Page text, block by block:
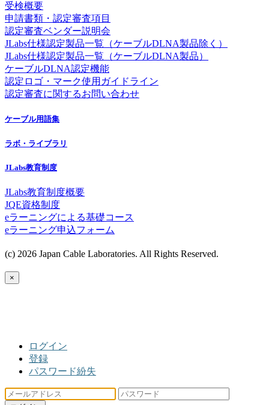
受検概要
申請書類・認定審査項目
認定審査ベンダー説明会
JLabs仕様認定製品一覧（ケーブルDLNA製品除く）
JLabs仕様認定製品一覧（ケーブルDLNA製品）
ケーブルDLNA認定機能
認定ロゴ・マーク使用ガイドライン
認定審査に関するお問い合わせ
ケーブル用語集
ラボ・ライブラリ
JLabs教育制度
JLabs教育制度概要
JQE資格制度
eラーニングによる基礎コース
eラーニング申込フォーム
(c) 2026 Japan Cable Laboratories. All Rights Reserved.
×
ログイン
登録
パスワード紛失